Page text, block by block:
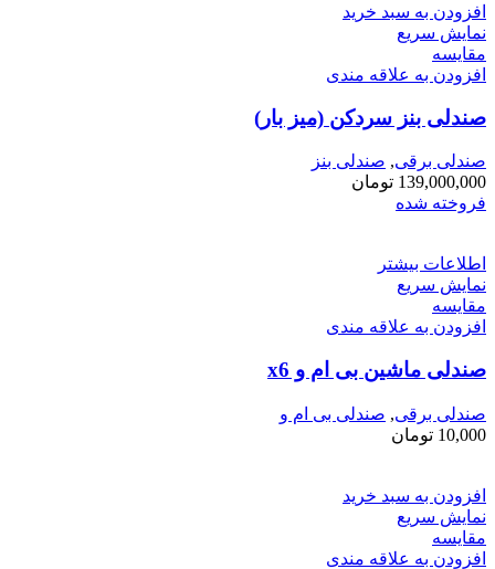
افزودن به سبد خرید
نمایش سریع
مقايسه
افزودن به علاقه مندی
صندلی بنز سردکن (میز بار)
صندلی برقی, صندلی بنز
139,000,000 تومان
فروخته شده
اطلاعات بیشتر
نمایش سریع
مقايسه
افزودن به علاقه مندی
صندلی ماشین بی ام و x6
صندلی برقی, صندلی بی ام و
10,000 تومان
افزودن به سبد خرید
نمایش سریع
مقايسه
افزودن به علاقه مندی